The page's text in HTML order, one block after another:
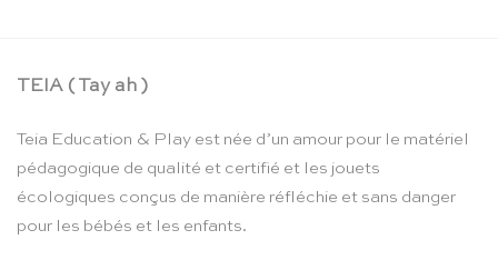
TEIA ( Tay ah )
Teia Education & Play est née d’un amour pour le matériel
pédagogique de qualité et certifié et les jouets
écologiques conçus de manière réfléchie et sans danger
pour les bébés et les enfants.